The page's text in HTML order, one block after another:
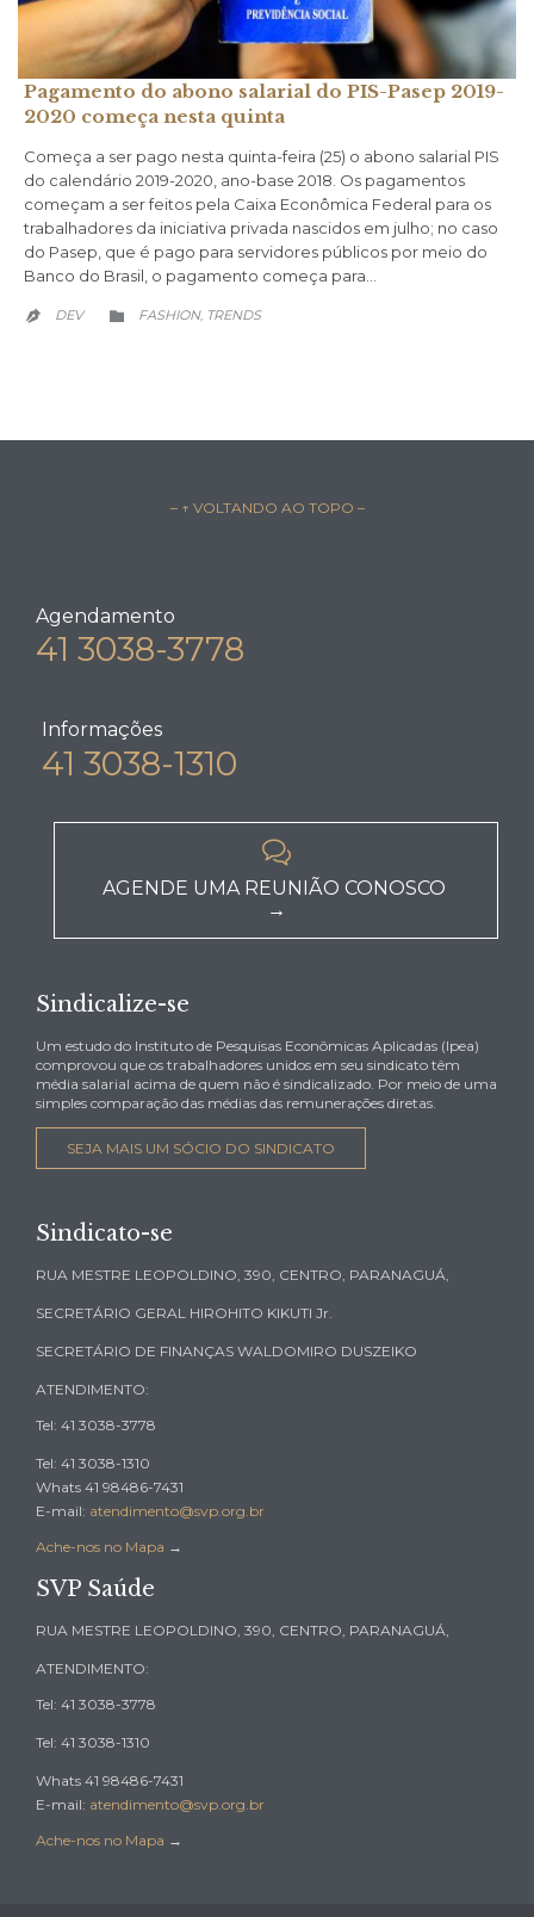
Pagamento do abono salarial do PIS-Pasep 2019-
2020 começa nesta quinta
Começa a ser pago nesta quinta-feira (25) o abono salarial PIS
do calendário 2019-2020, ano-base 2018. Os pagamentos
começam a ser feitos pela Caixa Econômica Federal para os
trabalhadores da iniciativa privada nascidos em julho; no caso
do Pasep, que é pago para servidores públicos por meio do
Banco do Brasil, o pagamento começa para…
 DEV  CATEGORY
FASHION, TRENDS
– ↑ VOLTANDO AO TOPO –
Agendamento
41 3038-3778
Informações
41 3038-1310

AGENDE UMA REUNIÃO CONOSCO
→
Sindicalize-se
Um estudo do Instituto de Pesquisas Econômicas Aplicadas (Ipea)
comprovou que os trabalhadores unidos em seu sindicato têm
média salarial acima de quem não é sindicalizado. Por meio de uma
simples comparação das médias das remunerações diretas.
SEJA MAIS UM SÓCIO DO SINDICATO
Sindicato-se
RUA MESTRE LEOPOLDINO, 390, CENTRO, PARANAGUÁ,
SECRETÁRIO GERAL HIROHITO KIKUTI Jr.
SECRETÁRIO DE FINANÇAS WALDOMIRO DUSZEIKO
ATENDIMENTO:
Tel: 41 3038-3778
Tel: 41 3038-1310
Whats 41 98486-7431
E-mail: atendimento@svp.org.br
Ache-nos no Mapa →
SVP Saúde
RUA MESTRE LEOPOLDINO, 390, CENTRO, PARANAGUÁ,
ATENDIMENTO:
Tel: 41 3038-3778
Tel: 41 3038-1310
Whats 41 98486-7431
E-mail: atendimento@svp.org.br
Ache-nos no Mapa →